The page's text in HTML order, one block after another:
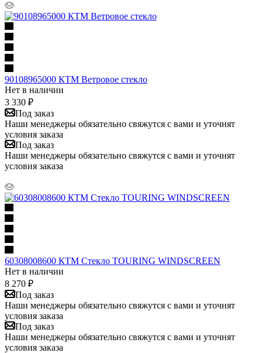
90108965000 КТМ Ветровое стекло
Нет в наличии
3 330 ₽
Под заказ
Наши менеджеры обязательно свяжутся с вами и уточнят
условия заказа
Под заказ
Наши менеджеры обязательно свяжутся с вами и уточнят
условия заказа
60308008600 КТМ Стекло TOURING WINDSCREEN
Нет в наличии
8 270 ₽
Под заказ
Наши менеджеры обязательно свяжутся с вами и уточнят
условия заказа
Под заказ
Наши менеджеры обязательно свяжутся с вами и уточнят
условия заказа